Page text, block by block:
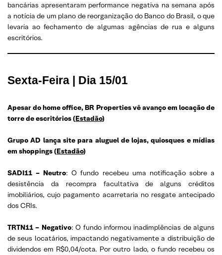
bancárias apresentaram performance negativa na semana após
a notícia de um plano de reorganização do Banco do Brasil, o que
levaria ao fechamento de algumas agências de rua e alguns
escritórios.
Sexta-Feira | Dia 15/01
Apesar do home office, BR Properties vê avanço em locação de
torre de escritórios (Estadão)
Grupo AD lança site para aluguel de lojas, quiosques e mídias
em shoppings (Estadão)
SADI11 – Neutro: O fundo recebeu uma notificação sobre a
desistência da recompra facultativa de alguns créditos
imobiliários, cujo pagamento acarretaria no resgate antecipado
dos CRIs.
TRTN11 – Negativo: O fundo informou inadimplências de alguns
de seus locatários, impactando negativamente a distribuição de
dividendos em R$0,04/cota. Por outro lado, o fundo recebeu os